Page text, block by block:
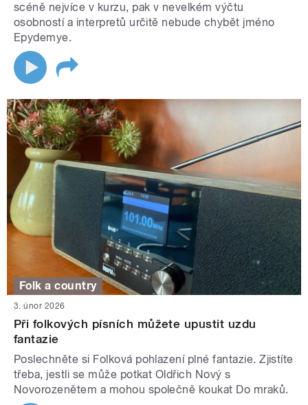
scéně nejvíce v kurzu, pak v nevelkém výčtu
osobností a interpretů určitě nebude chybět jméno
Epydemye.
Folk a country
3. únor 2026
Při folkových písních můžete upustit uzdu
fantazie
Poslechněte si Folková pohlazení plné fantazie. Zjistíte
třeba, jestli se může potkat Oldřich Nový s
Novorozenětem a mohou společně koukat Do mraků.